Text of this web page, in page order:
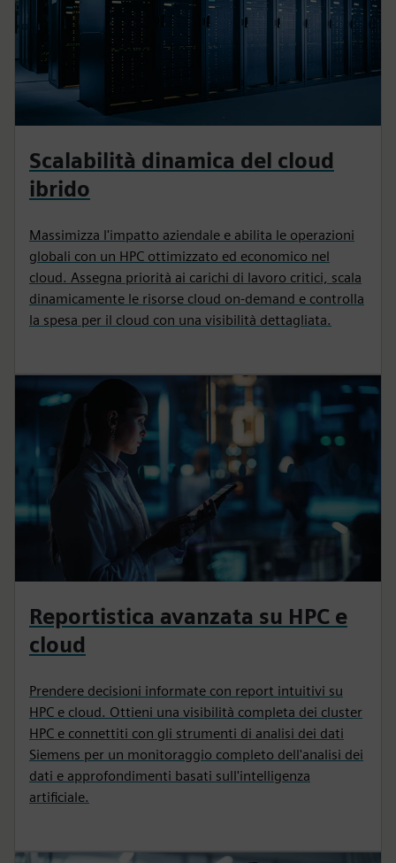
Scalabilità dinamica del cloud
ibrido
Massimizza l'impatto aziendale e abilita le operazioni
globali con un HPC ottimizzato ed economico nel
cloud. Assegna priorità ai carichi di lavoro critici, scala
dinamicamente le risorse cloud on-demand e controlla
la spesa per il cloud con una visibilità dettagliata.
Reportistica avanzata su HPC e
cloud
Prendere decisioni informate con report intuitivi su
HPC e cloud. Ottieni una visibilità completa dei cluster
HPC e connettiti con gli strumenti di analisi dei dati
Siemens per un monitoraggio completo dell'analisi dei
dati e approfondimenti basati sull'intelligenza
artificiale.